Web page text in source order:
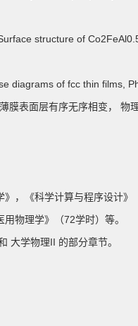
structure of
diagrams of fcc thin films,
膜表面层有序无序相变， 物
，《科学计算与程序设计》
物理学》（72学时）等。
大学物理II 的部分章节。